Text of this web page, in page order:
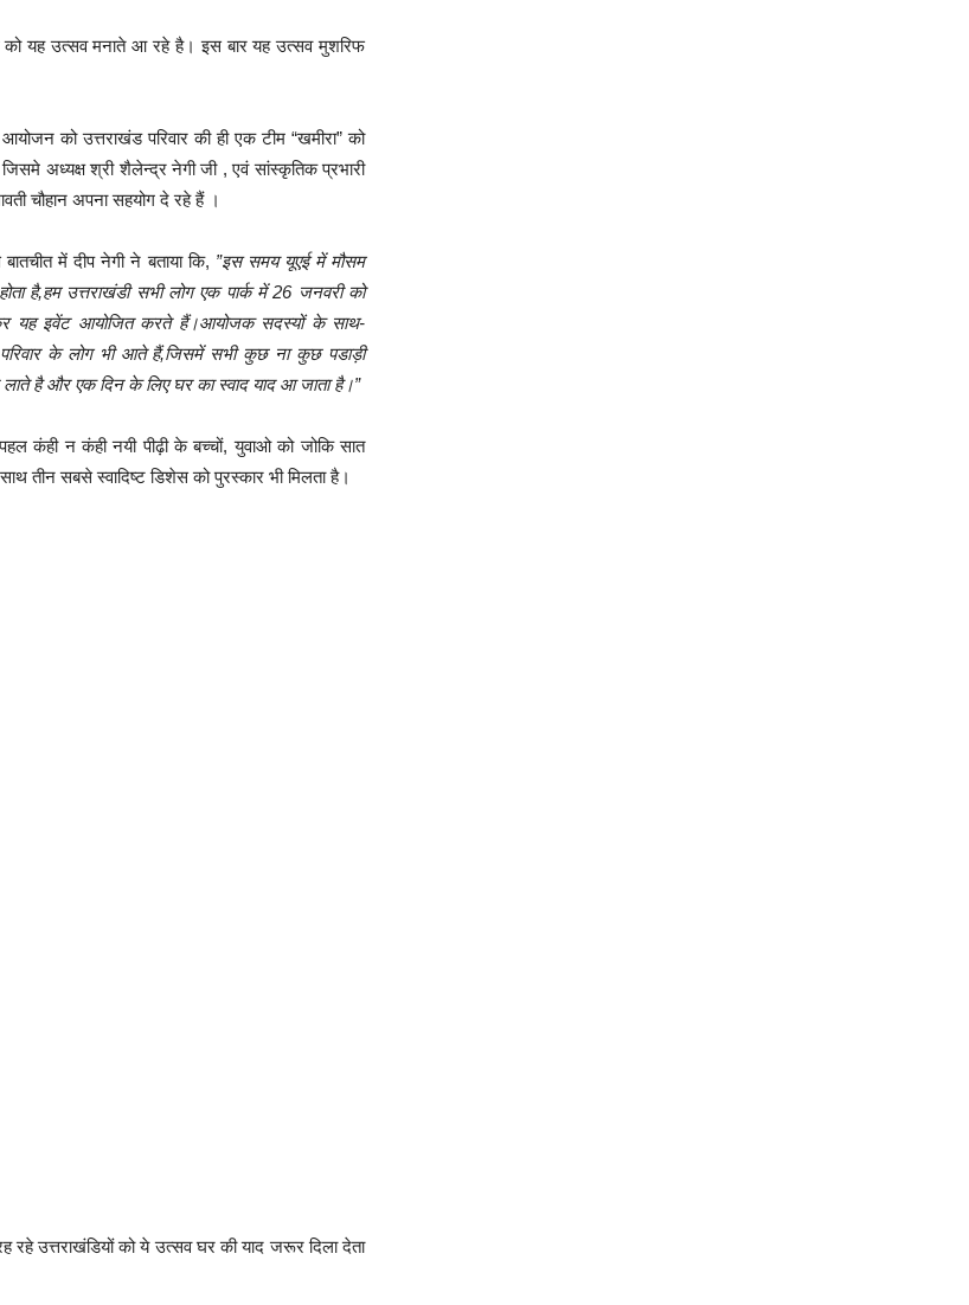
को यह उत्सव मनाते आ रहे है। इस बार यह उत्सव मुशरिफ
को उत्तराखंड परिवार की ही एक टीम “खमीरा” को
जिसमे अध्यक्ष श्री शैलेन्द्र नेगी जी , एवं सांस्कृतिक प्रभारी
चौहान अपना सहयोग दे रहे हैं ।
में दीप नेगी ने बताया कि, ”इस समय यूएई में मौसम
है,हम उत्तराखंडी सभी लोग एक पार्क में 26 जनवरी को
यह इवेंट आयोजित करते हैं।आयोजक सदस्यों के साथ-
के लोग भी आते हैं,जिसमें सभी कुछ ना कुछ पडाड़ी
है और एक दिन के लिए घर का स्वाद याद आ जाता है।”
कंही न कंही नयी पीढ़ी के बच्चों, युवाओ को जोकि सात
तीन सबसे स्वादिष्ट डिशेस को पुरस्कार भी मिलता है।
उत्तराखंडियों को ये उत्सव घर की याद जरूर दिला देता